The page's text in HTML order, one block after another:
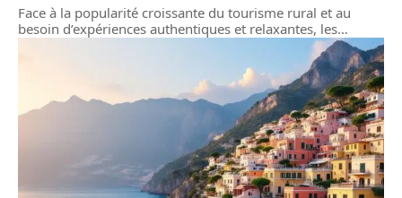
Face à la popularité croissante du tourisme rural et au
besoin d’expériences authentiques et relaxantes, les…